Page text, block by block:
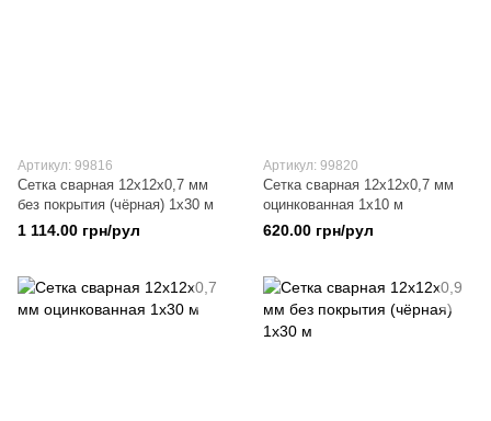
Артикул: 99816
Сетка сварная 12х12х0,7 мм
без покрытия (чёрная) 1х30 м
1 114.00 грн/рул
Артикул: 99820
Сетка сварная 12х12х0,7 мм
оцинкованная 1х10 м
620.00 грн/рул